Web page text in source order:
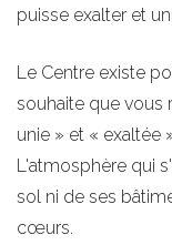
puisse exalter et
Le Centre existe
souhaite que vous
unie » et « exaltée
L'atmosphère qui
sol ni de ses
cœurs.